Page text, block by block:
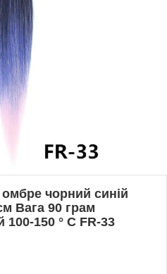
чорний синій
Вага 90 грам
100-150 ° С FR-33